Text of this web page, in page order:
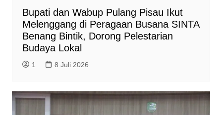
Bupati dan Wabup Pulang Pisau Ikut
Melenggang di Peragaan Busana SINTA
Benang Bintik, Dorong Pelestarian
Budaya Lokal
1 8 Juli 2026